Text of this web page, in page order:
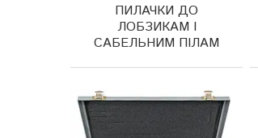
ПИЛАЧКИ ДО
ЛОБЗИКАМ І
САБЕЛЬНИМ ПІЛАМ